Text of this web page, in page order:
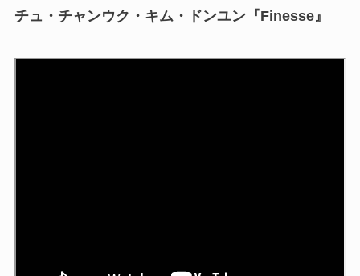
チュ・チャンウク・キム・ドンユン『Finesse』